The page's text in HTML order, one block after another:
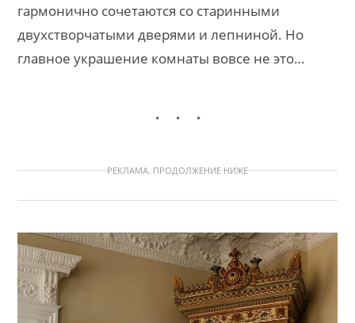
гармонично сочетаются со старинными
двухстворчатыми дверями и лепниной. Но
главное украшение комнаты вовсе не это…
РЕКЛАМА. ПРОДОЛЖЕНИЕ НИЖЕ